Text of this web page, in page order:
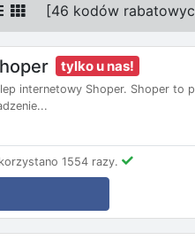
[46 kodów
tylko u nas!
internetowy Shoper. Shoper to
1554 razy.